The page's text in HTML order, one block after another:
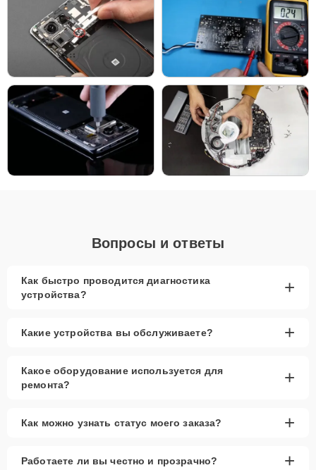
деталей и записи на диагностику или обслуживание, что позволит
быстро решить возникшие проблемы с вашим устройством.
Главные особенности
сервиса
Бесплатная доставка и диагностика
Низкие цены и скидки
Срочный ремонт за 1-2 часа
Запчасти в наличии (оригинальные и
качественные аналоги)
оборудованию, используемому в работе. Это позволяет
запчасти предоставляется гарантия до 2-3 лет, что подтверждает
наше стремление к качеству и надежности. Обращаясь к нам, вы
Вопросы и ответы
Как быстро проводится диагностика
устройства?
+
Какие устройства вы обслуживаете? +
Какое оборудование используется для
ремонта?
+
Как можно узнать статус моего заказа? +
Работаете ли вы честно и прозрачно? +